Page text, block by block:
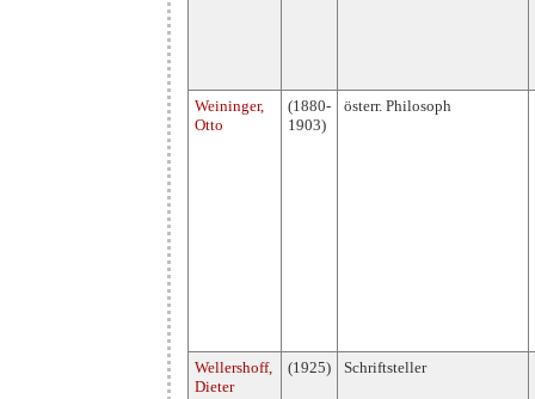
Weininger,
Otto
(1880-
1903)
österr. Philosoph
Wellershoff,
Dieter
(1925) Schriftsteller